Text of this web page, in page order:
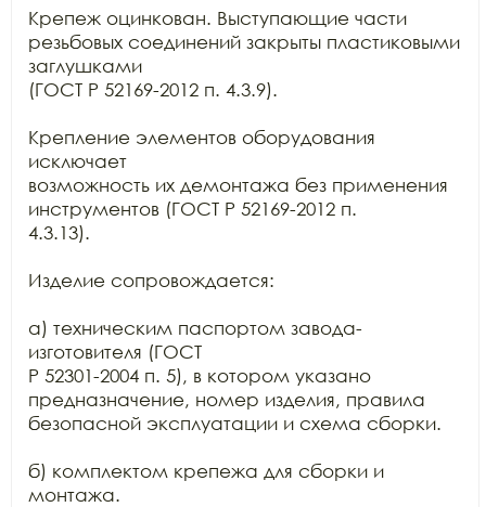
Крепеж оцинкован. Выступающие части
резьбовых соединений закрыты пластиковыми
заглушками
(ГОСТ Р 52169-2012 п. 4.3.9).
Крепление элементов оборудования
исключает
возможность их демонтажа без применения
инструментов (ГОСТ Р 52169-2012 п.
4.3.13).
Изделие сопровождается:
а) техническим паспортом завода-
изготовителя (ГОСТ
Р 52301-2004 п. 5), в котором указано
предназначение, номер изделия, правила
безопасной эксплуатации и схема сборки.
б) комплектом крепежа для сборки и
монтажа.